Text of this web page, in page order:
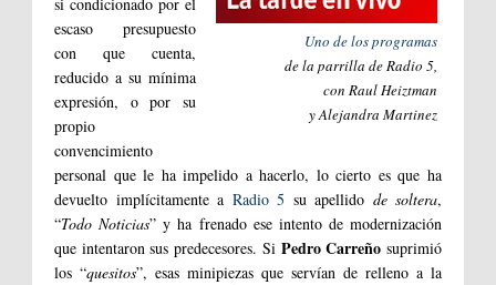
Uno de los programas
de la parrilla de Radio 5,
con Raul Heiztman
y Alejandra Martinez
si condicionado por el
escaso presupuesto
con que cuenta,
reducido a su mínima
expresión, o por su
propio
convencimiento
personal que le ha impelido a hacerlo, lo cierto es que ha
devuelto implícitamente a Radio 5 su apellido de soltera,
“Todo Noticias” y ha frenado ese intento de modernización
que intentaron sus predecesores. Si Pedro Carreño suprimió
los “quesitos”, esas minipiezas que servían de relleno a la